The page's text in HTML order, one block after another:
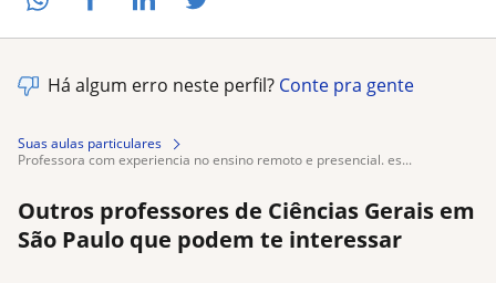
Há algum erro neste perfil? Conte pra gente
Suas aulas particulares
professora com experiencia no ensino remoto e presencial. es...
Outros professores de Ciências Gerais em
São Paulo que podem te interessar